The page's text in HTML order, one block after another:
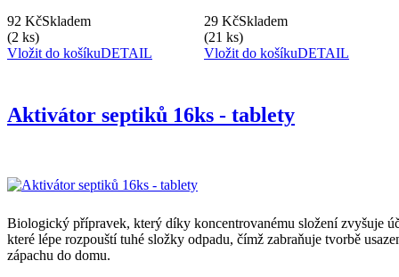
92 KčSkladem
(2 ks)
Vložit do košíkuDETAIL
29 KčSkladem
(21 ks)
Vložit do košíkuDETAIL
Aktivátor septiků 16ks - tablety
Biologický přípravek, který díky koncentrovanému složení zvyšuje
které lépe rozpouští tuhé složky odpadu, čímž zabraňuje tvorbě
zápachu do domu.